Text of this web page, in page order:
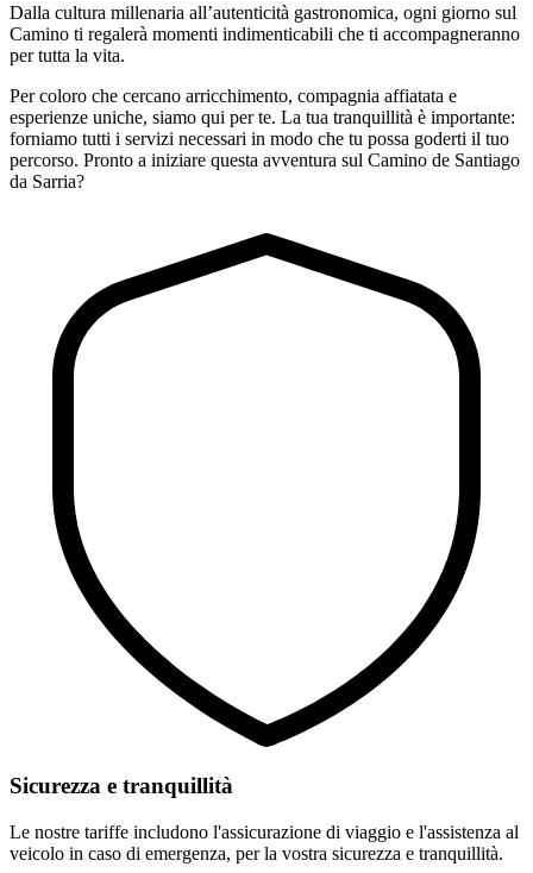
Dalla cultura millenaria all’autenticità gastronomica, ogni giorno sul
Camino ti regalerà momenti indimenticabili che ti accompagneranno
per tutta la vita.
Per coloro che cercano arricchimento, compagnia affiatata e
esperienze uniche, siamo qui per te. La tua tranquillità è importante:
forniamo tutti i servizi necessari in modo che tu possa goderti il tuo
percorso. Pronto a iniziare questa avventura sul Camino de Santiago
da Sarria?
Sicurezza e tranquillità
Le nostre tariffe includono l'assicurazione di viaggio e l'assistenza al
veicolo in caso di emergenza, per la vostra sicurezza e tranquillità.